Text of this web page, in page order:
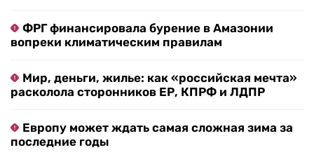
ФРГ финансировала бурение в Амазонии
вопреки климатическим правилам
Мир, деньги, жилье: как «российская мечта»
расколола сторонников ЕР, КПРФ и ЛДПР
Европу может ждать самая сложная зима за
последние годы